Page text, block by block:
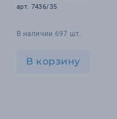
арт. 7436/35
В наличии 697 шт.
В корзину